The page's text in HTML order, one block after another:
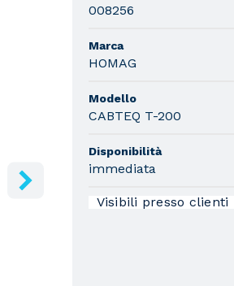
008256
Marca
HOMAG
Modello
CABTEQ T-200
Disponibilità
immediata
Visibili presso clienti